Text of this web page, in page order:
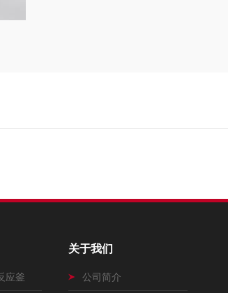
应釜
关于我们
公司简介